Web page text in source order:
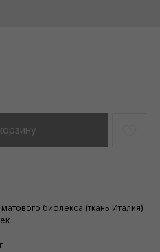
бифлекса (ткань Италия)